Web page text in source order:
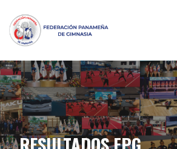
FEDERACIÓN PANAMEÑA DE
GIMNASIA